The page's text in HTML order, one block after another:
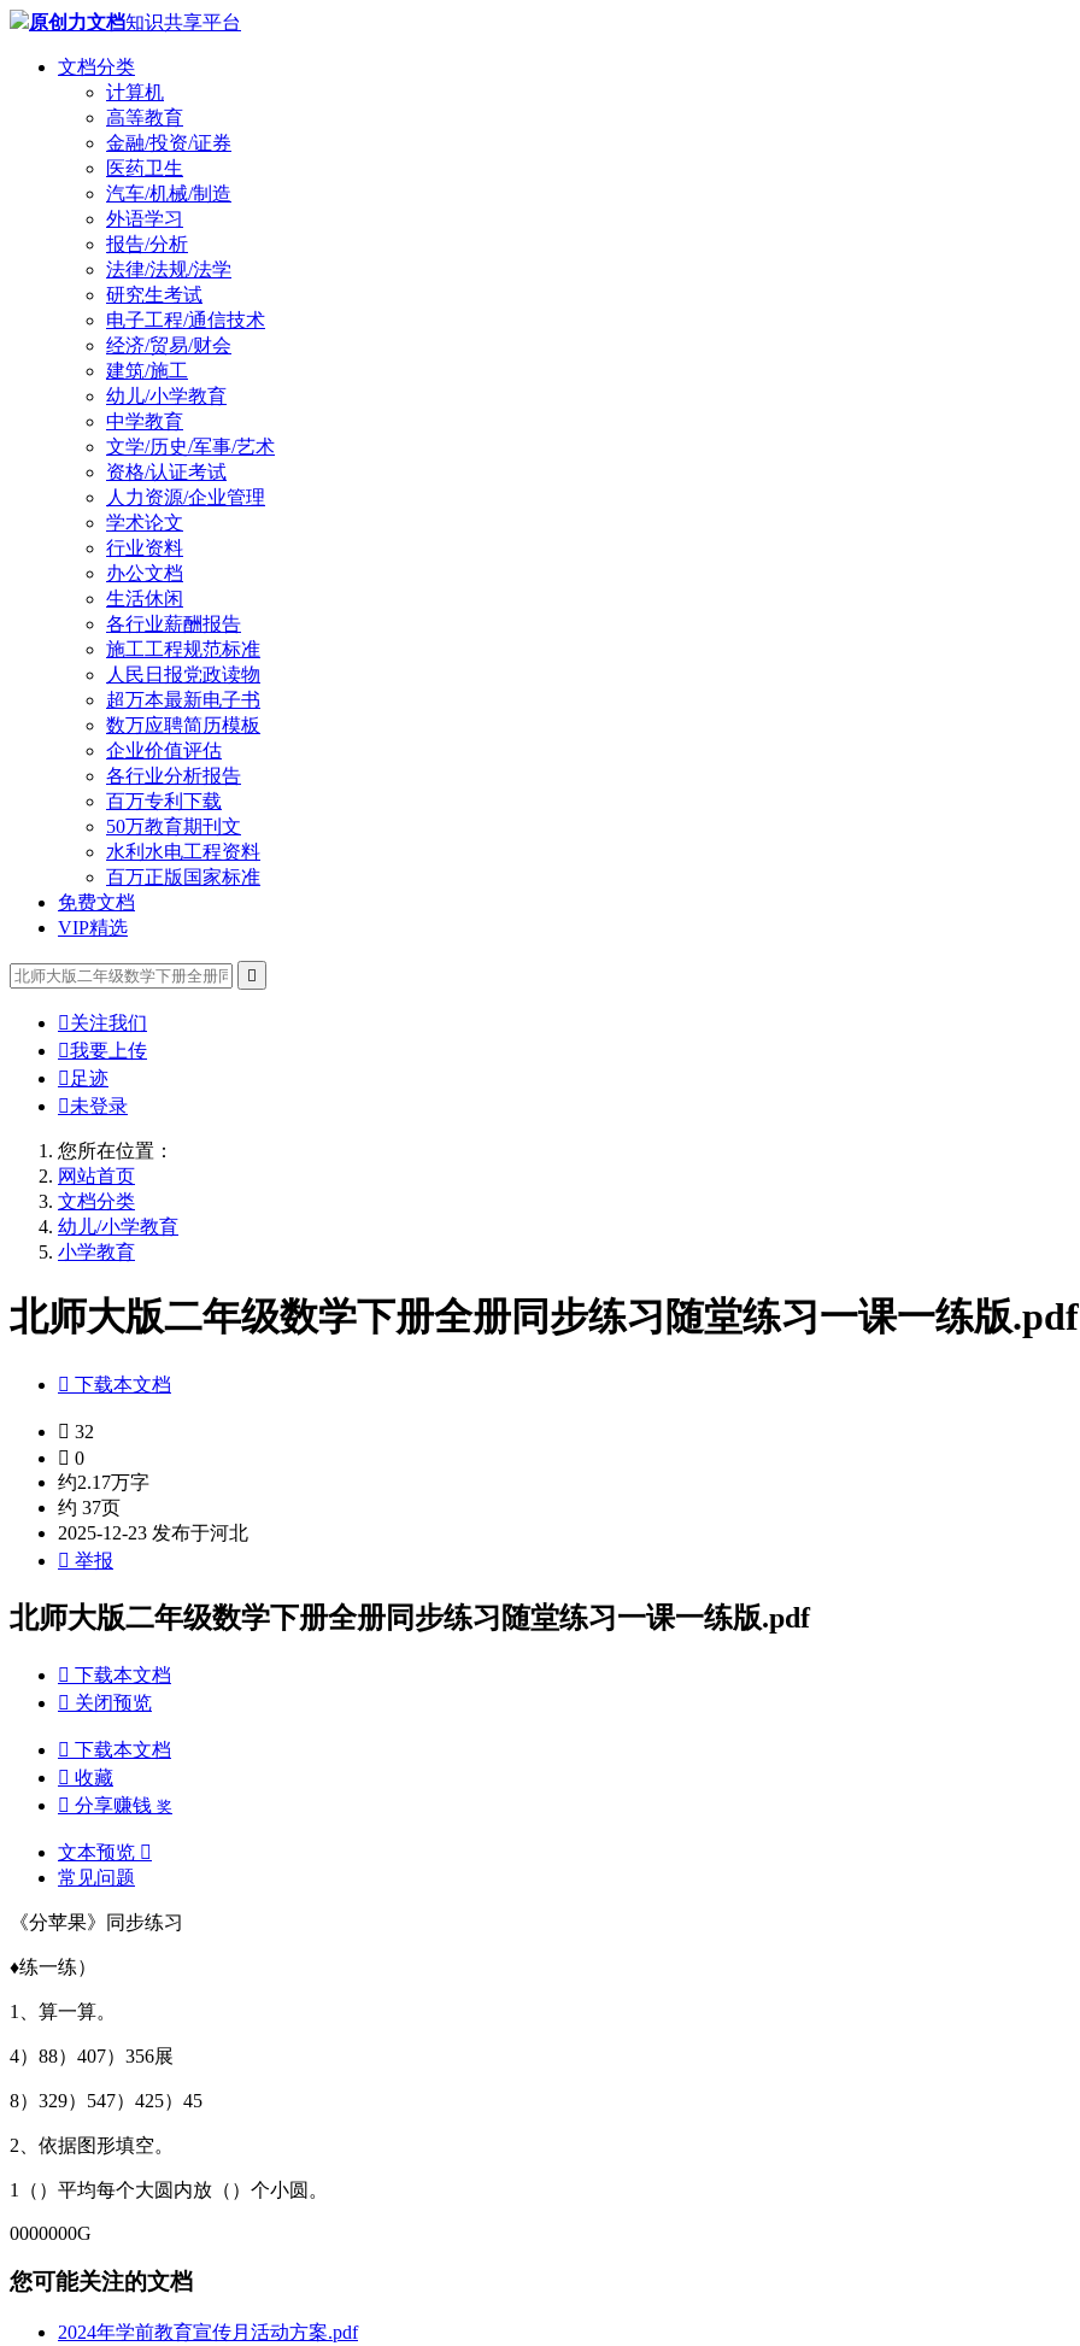
原创力文档知识共享平台
文档分类
计算机
高等教育
金融/投资/证券
医药卫生
汽车/机械/制造
外语学习
报告/分析
法律/法规/法学
研究生考试
电子工程/通信技术
经济/贸易/财会
建筑/施工
幼儿/小学教育
中学教育
文学/历史/军事/艺术
资格/认证考试
人力资源/企业管理
学术论文
行业资料
办公文档
生活休闲
各行业薪酬报告
施工工程规范标准
人民日报党政读物
超万本最新电子书
数万应聘简历模板
企业价值评估
各行业分析报告
百万专利下载
50万教育期刊文
水利水电工程资料
百万正版国家标准
免费文档
VIP精选

关注我们
我要上传
 足迹
未登录
您所在位置：
网站首页
文档分类
幼儿/小学教育
小学教育
北师大版二年级数学下册全册同步练习随堂练习一课一练版.pdf
 下载本文档
 32
 0
约2.17万字
约 37页
2025-12-23 发布于河北
 举报
北师大版二年级数学下册全册同步练习随堂练习一课一练版.pdf
 下载本文档
 关闭预览
 下载本文档
 收藏
 分享赚钱 奖
文本预览 
常见问题
《分苹果》同步练习
♦练一练）
1、算一算。
4）88）407）356展
8）329）547）425）45
2、依据图形填空。
1（）平均每个大圆内放（）个小圆。
0000000G
您可能关注的文档
2024年学前教育宣传月活动方案.pdf